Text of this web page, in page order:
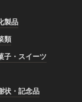
製品
類
子・スイーツ
状・記念品